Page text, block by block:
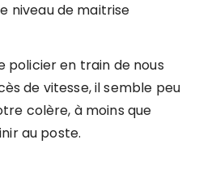
niveau de maitrise
policier en train de nous
de vitesse, il semble peu
colère, à moins que
au poste.